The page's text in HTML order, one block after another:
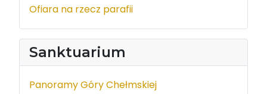
Ofiara na rzecz parafii
Sanktuarium
Panoramy Góry Chełmskiej